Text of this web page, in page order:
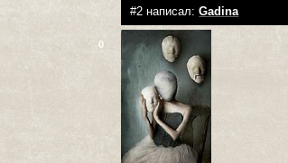
#2 написал:Gadina
0